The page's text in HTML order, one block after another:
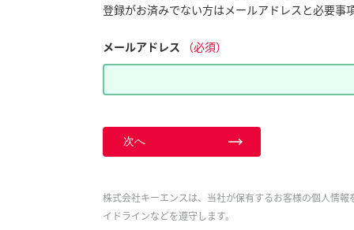
登録がお済みでない方はメールアドレスと必要事
メールアドレス （必須）
次へ
株式会社キーエンスは、当社が保有するお客様の個人情
イドラインなどを遵守します。